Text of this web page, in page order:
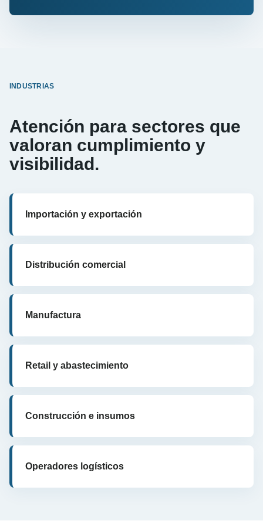
INDUSTRIAS
Atención para sectores que
valoran cumplimiento y
visibilidad.
Importación y exportación
Distribución comercial
Manufactura
Retail y abastecimiento
Construcción e insumos
Operadores logísticos